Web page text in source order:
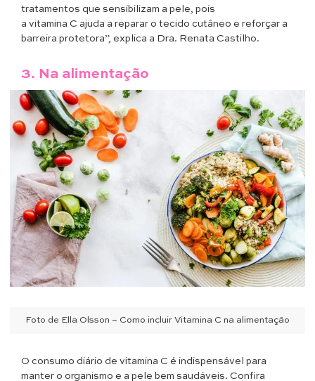
tratamentos que sensibilizam a pele, pois
a vitamina C ajuda a reparar o tecido cutâneo e reforçar a
barreira protetora”, explica a Dra. Renata Castilho.
3. Na alimentação
Foto de Ella Olsson – Como incluir Vitamina C na alimentação
O consumo diário de vitamina C é indispensável para
manter o organismo e a pele bem saudáveis. Confira